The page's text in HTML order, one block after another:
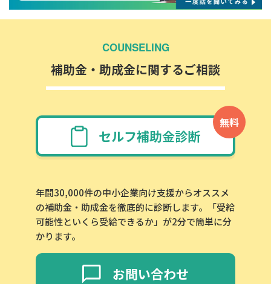
COUNSELING
補助金・助成金に関するご相談
無料
セルフ補助金診断
年間30,000件の中小企業向け支援からオススメ
の補助金・助成金を徹底的に診断します。「受給
可能性といくら受給できるか」が2分で簡単に分
かります。
お問い合わせ